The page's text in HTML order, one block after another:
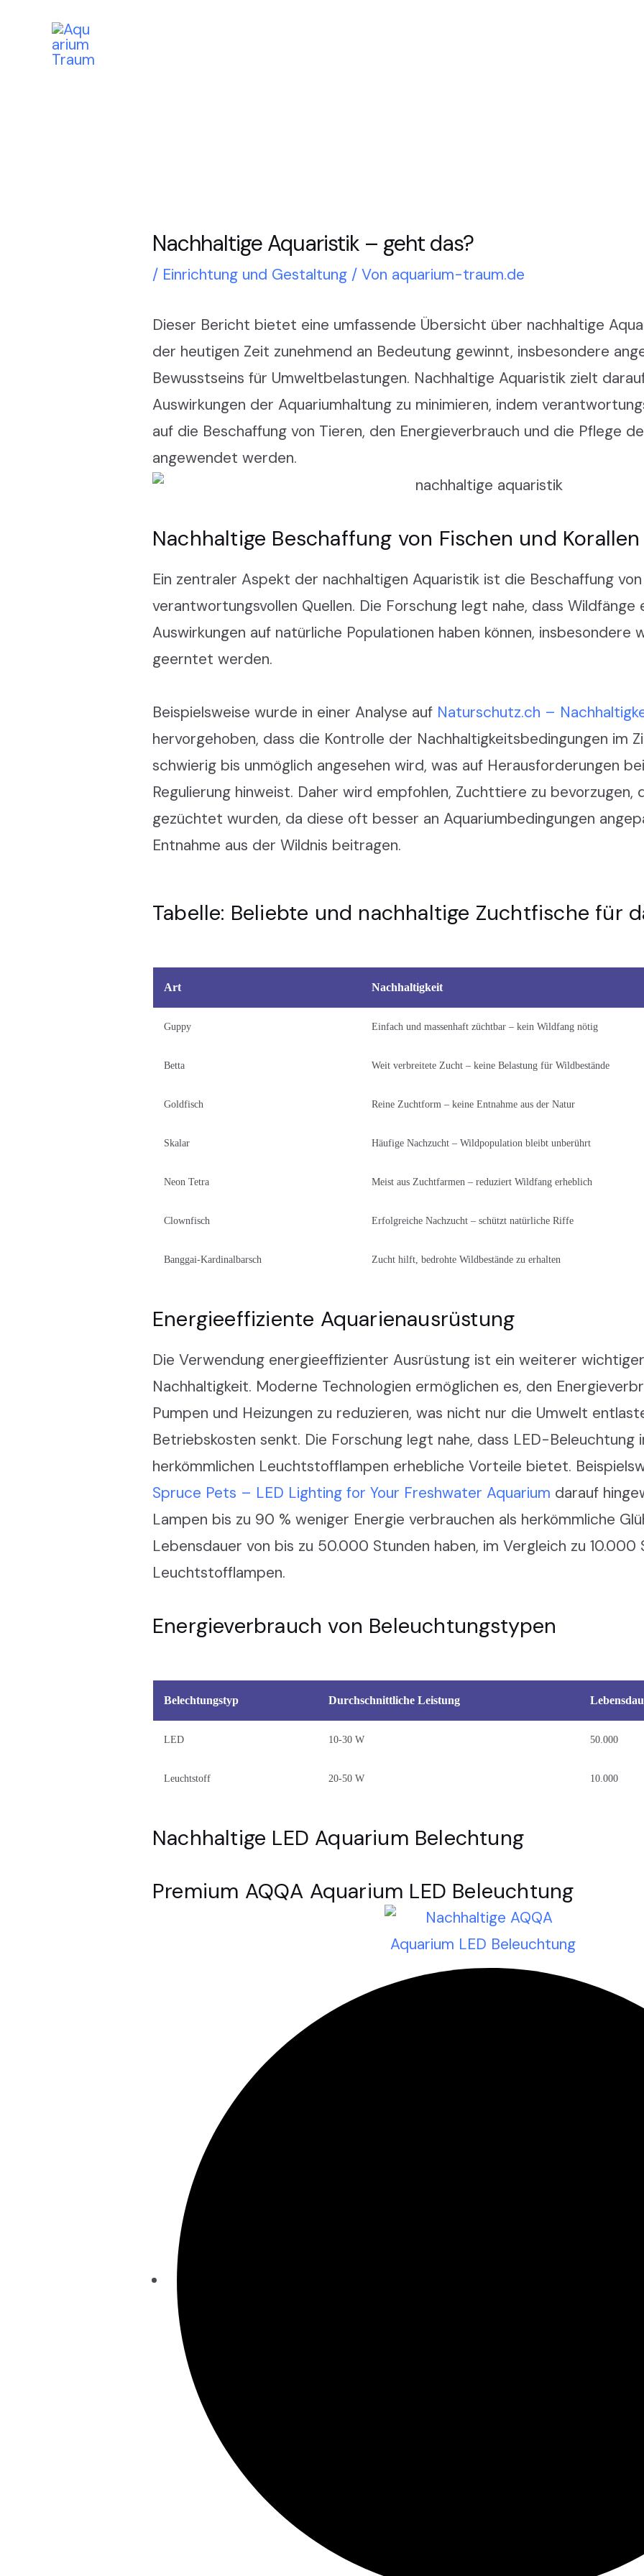
Nachhaltige Aquaristik – geht das?
/ Einrichtung und Gestaltung / Von aquarium-traum.de
Dieser Bericht bietet eine umfassende Übersicht über nachhaltige
der heutigen Zeit zunehmend an Bedeutung gewinnt, insbesondere
Bewusstseins für Umweltbelastungen. Nachhaltige Aquaristik zielt
Auswirkungen der Aquariumhaltung zu minimieren, indem
auf die Beschaffung von Tieren, den Energieverbrauch und die Pflege
angewendet werden.
Nachhaltige Beschaffung von Fischen und Korallen
Ein zentraler Aspekt der nachhaltigen Aquaristik ist die Beschaffung
verantwortungsvollen Quellen. Die Forschung legt nahe, dass Wildfänge
Auswirkungen auf natürliche Populationen haben können, insbesondere
geerntet werden.
Beispielsweise wurde in einer Analyse auf Naturschutz.ch –
hervorgehoben, dass die Kontrolle der Nachhaltigkeitsbedingungen im
schwierig bis unmöglich angesehen wird, was auf Herausforderungen
Regulierung hinweist. Daher wird empfohlen, Zuchttiere zu bevorzugen,
gezüchtet wurden, da diese oft besser an Aquariumbedingungen
Entnahme aus der Wildnis beitragen.
Tabelle: Beliebte und nachhaltige Zuchtfische für
Art Nachhaltigkeit
Guppy Einfach und massenhaft züchtbar – kein Wildfang nötig
Betta Weit verbreitete Zucht – keine Belastung für Wildbestände
Goldfisch Reine Zuchtform – keine Entnahme aus der Natur
Skalar Häufige Nachzucht – Wildpopulation bleibt unberührt
Neon Tetra Meist aus Zuchtfarmen – reduziert Wildfang erheblich
Clownfisch Erfolgreiche Nachzucht – schützt natürliche Riffe
Banggai-Kardinalbarsch Zucht hilft, bedrohte Wildbestände zu erhalten
Energieeffiziente Aquarienausrüstung
Die Verwendung energieeffizienter Ausrüstung ist ein weiterer
Nachhaltigkeit. Moderne Technologien ermöglichen es, den
Pumpen und Heizungen zu reduzieren, was nicht nur die Umwelt
Betriebskosten senkt. Die Forschung legt nahe, dass LED-Beleuchtung
herkömmlichen Leuchtstofflampen erhebliche Vorteile bietet.
Spruce Pets – LED Lighting for Your Freshwater Aquarium darauf
Lampen bis zu 90 % weniger Energie verbrauchen als herkömmliche
Lebensdauer von bis zu 50.000 Stunden haben, im Vergleich zu 10.000
Leuchtstofflampen.
Energieverbrauch von Beleuchtungstypen
Belechtungstyp Durchschnittliche Leistung
LED 10-30 W 50.000
Leuchtstoff 20-50 W 10.000
Nachhaltige LED Aquarium Belechtung
Premium AQQA Aquarium LED Beleuchtung
Post
navigation